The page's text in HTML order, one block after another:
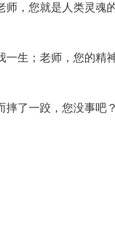
，您就是人类灵魂
生；老师，您的精
了一跤，您没事吧